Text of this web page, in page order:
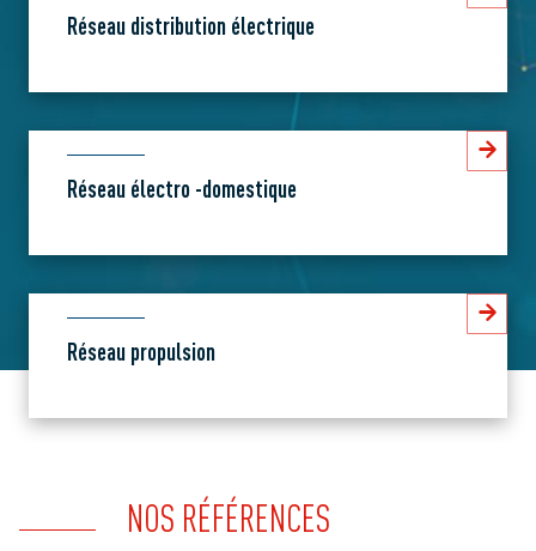
Réseau distribution électrique
Réseau électro -domestique
Réseau propulsion
NOS RÉFÉRENCES